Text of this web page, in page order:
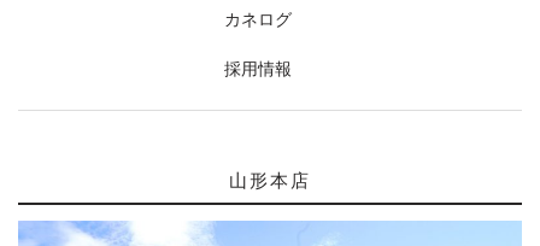
カネログ
採用情報
山形本店